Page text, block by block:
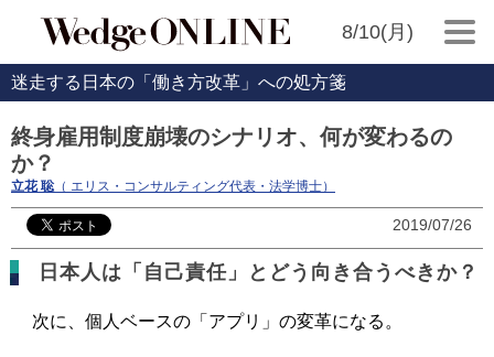
8/10(月)
迷走する日本の「働き方改革」への処方箋
終身雇用制度崩壊のシナリオ、何が変わるの
か？
立花 聡 （ エリス・コンサルティング代表・法学博士）
2019/07/26
日本人は「自己責任」とどう向き合うべきか？
次に、個人ベースの「アプリ」の変革になる。